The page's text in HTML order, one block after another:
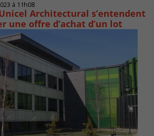
à 11h08
Architectural s’entendent
une offre d’achat d’un lot